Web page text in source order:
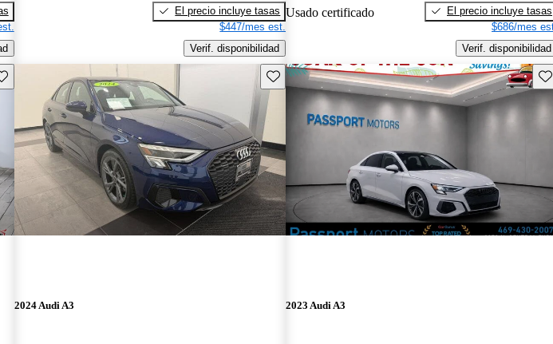
El precio incluye tasas
$447/mes est.
Verif. disponibilidad
Usado certificado
El precio incluye tasas
$686/mes
Verif. disponibilidad
este Aviso Guarda este Aviso
2024 Audi A3 2023 Audi A3